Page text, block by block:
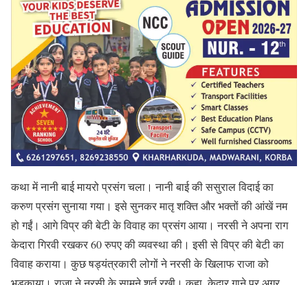
कथा में नानी बाई मायरो प्रसंग चला। नानी बाई की ससुराल विदाई का
करुण प्रसंग सुनाया गया। इसे सुनकर मातृ शक्ति और भक्तों की आंखें नम
हो गईं। आगे विप्र की बेटी के विवाह का प्रसंग आया। नरसी ने अपना राग
केदारा गिरवी रखकर 60 रुपए की व्यवस्था की। इसी से विप्र की बेटी का
विवाह कराया। कुछ षड्यंत्रकारी लोगों ने नरसी के खिलाफ राजा को